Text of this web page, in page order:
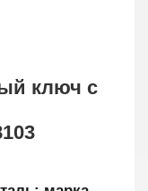
ключ с